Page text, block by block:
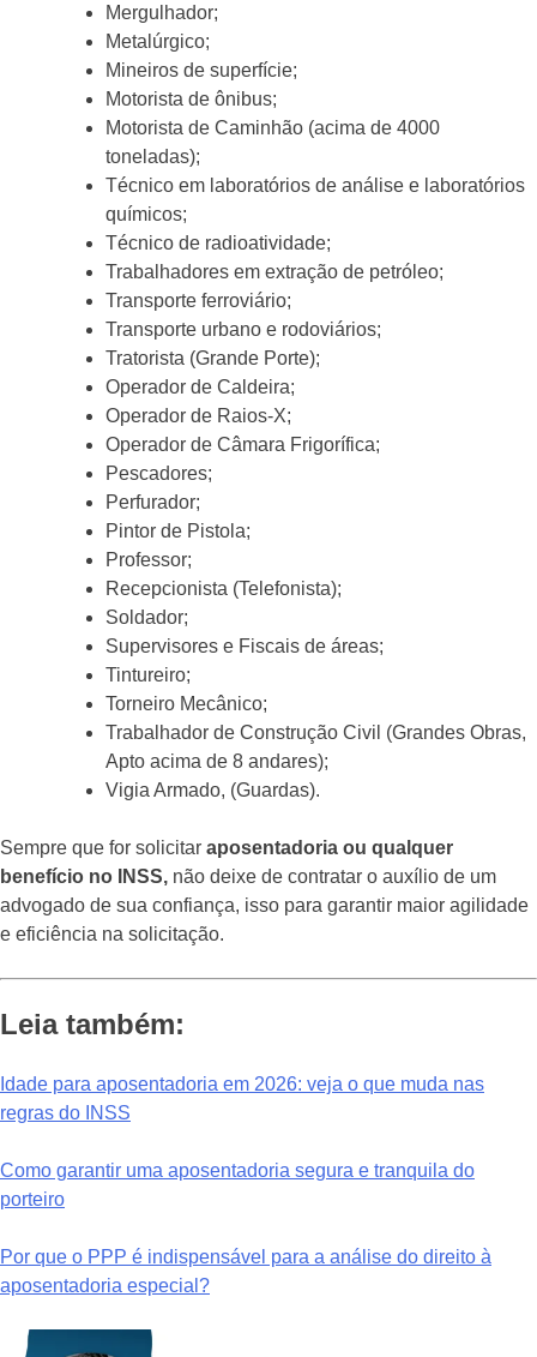
Mergulhador;
Metalúrgico;
Mineiros de superfície;
Motorista de ônibus;
Motorista de Caminhão (acima de 4000
toneladas);
Técnico em laboratórios de análise e laboratórios
químicos;
Técnico de radioatividade;
Trabalhadores em extração de petróleo;
Transporte ferroviário;
Transporte urbano e rodoviários;
Tratorista (Grande Porte);
Operador de Caldeira;
Operador de Raios-X;
Operador de Câmara Frigorífica;
Pescadores;
Perfurador;
Pintor de Pistola;
Professor;
Recepcionista (Telefonista);
Soldador;
Supervisores e Fiscais de áreas;
Tintureiro;
Torneiro Mecânico;
Trabalhador de Construção Civil (Grandes Obras,
Apto acima de 8 andares);
Vigia Armado, (Guardas).
Sempre que for solicitar aposentadoria ou qualquer
benefício no INSS, não deixe de contratar o auxílio de um
advogado de sua confiança, isso para garantir maior agilidade
e eficiência na solicitação.
Leia também:
Idade para aposentadoria em 2026: veja o que muda nas
regras do INSS
Como garantir uma aposentadoria segura e tranquila do
porteiro
Por que o PPP é indispensável para a análise do direito à
aposentadoria especial?